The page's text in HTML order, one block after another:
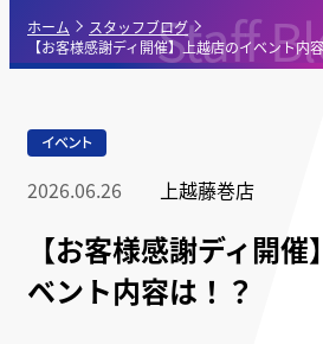
Staff
ホーム
スタッフブログ
【お客様感謝ディ開催】上越店のイベント内
イベント
2026.06.26 上越藤巻店
【お客様感謝ディ開
ベント内容は！？